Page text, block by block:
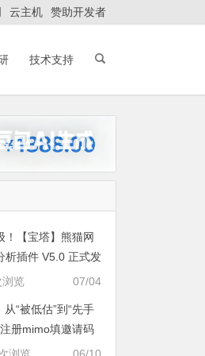
云主机 赞助开发者
技术支持
！【宝塔】熊猫网
析插件 V5.0 正式发
体检+多维风控，运
07/04
览
“被低估”到“先手
册mimo填邀请码
, 赶紧的薅羊毛